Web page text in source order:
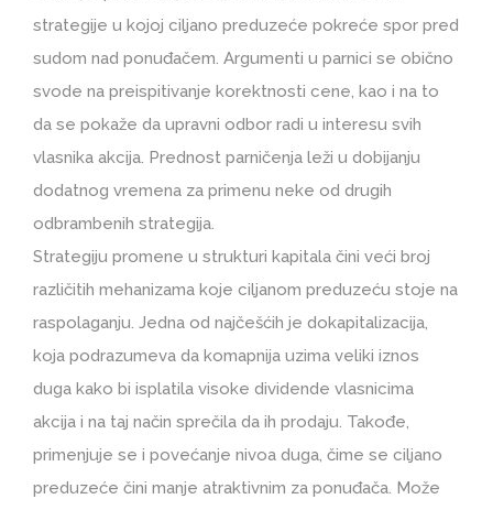
strategije u kojoj ciljano preduzeće pokreće spor pred
sudom nad ponuđačem. Argumenti u parnici se obično
svode na preispitivanje korektnosti cene, kao i na to
da se pokaže da upravni odbor radi u interesu svih
vlasnika akcija. Prednost parničenja leži u dobijanju
dodatnog vremena za primenu neke od drugih
odbrambenih strategija.
Strategiju promene u strukturi kapitala čini veći broj
različitih mehanizama koje ciljanom preduzeću stoje na
raspolaganju. Jedna od najčešćih je dokapitalizacija,
koja podrazumeva da komapnija uzima veliki iznos
duga kako bi isplatila visoke dividende vlasnicima
akcija i na taj način sprečila da ih prodaju. Takođe,
primenjuje se i povećanje nivoa duga, čime se ciljano
preduzeće čini manje atraktivnim za ponuđača. Može